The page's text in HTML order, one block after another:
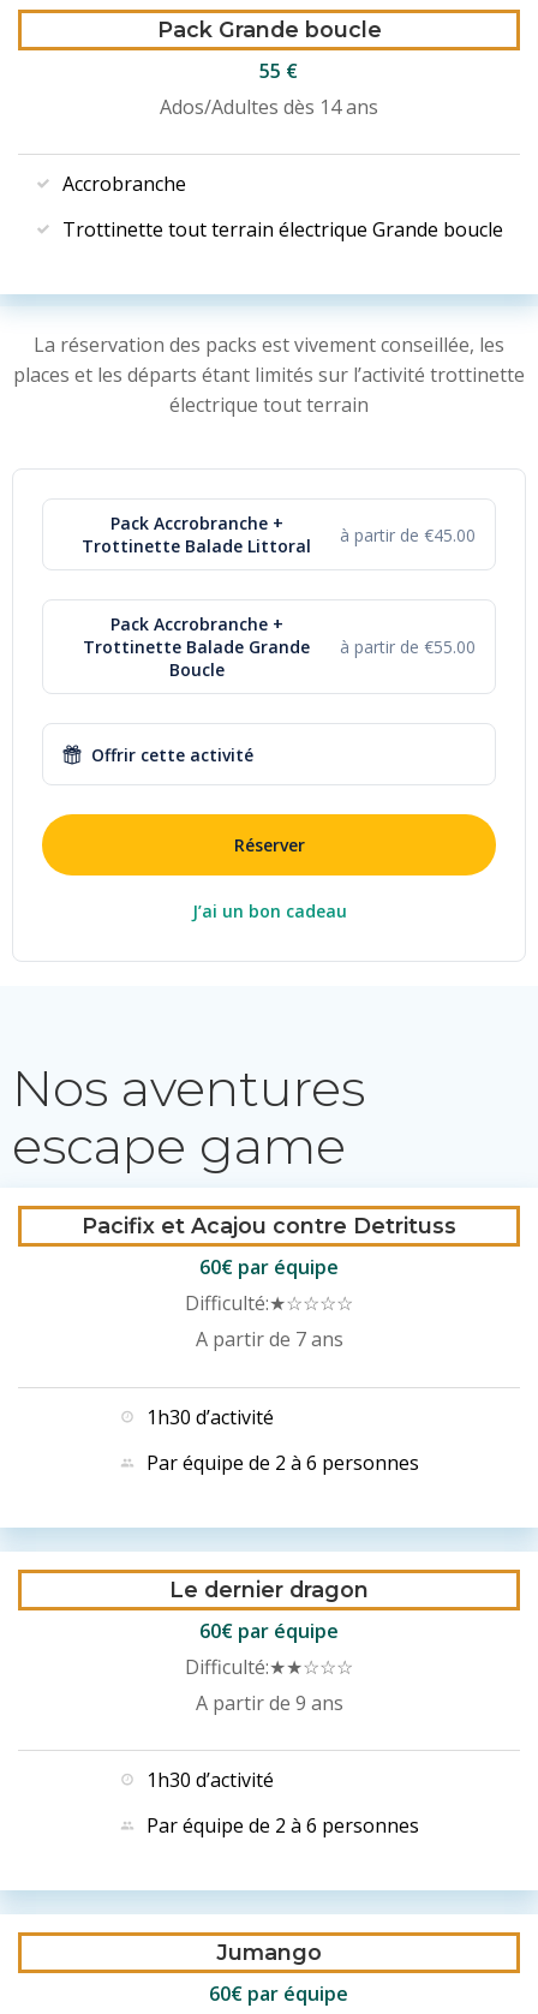
Pack Grande boucle
55 €
Ados/Adultes dès 14 ans
Accrobranche
Trottinette tout terrain électrique Grande boucle
La réservation des packs est vivement conseillée, les
places et les départs étant limités sur l’activité trottinette
électrique tout terrain
Pack Accrobranche +
Trottinette Balade Littoral
à partir de €45.00
Pack Accrobranche +
Trottinette Balade Grande
Boucle
à partir de €55.00
Offrir cette activité
Réserver
J’ai un bon cadeau
Nos aventures
escape game
Pacifix et Acajou contre Detrituss
60€ par équipe
Difficulté:★☆☆☆☆
A partir de 7 ans
1h30 d’activité
Par équipe de 2 à 6 personnes
Le dernier dragon
60€ par équipe
Difficulté:★★☆☆☆
A partir de 9 ans
1h30 d’activité
Par équipe de 2 à 6 personnes
Jumango
60€ par équipe